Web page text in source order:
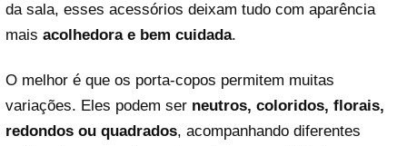
da sala, esses acessórios deixam tudo com aparência
mais acolhedora e bem cuidada.
O melhor é que os porta-copos permitem muitas
variações. Eles podem ser neutros, coloridos, florais,
redondos ou quadrados, acompanhando diferentes